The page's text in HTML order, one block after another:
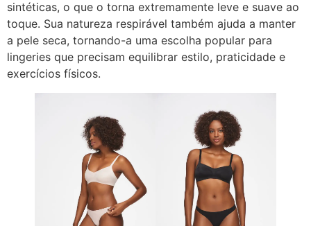
sintéticas, o que o torna extremamente leve e suave ao
toque. Sua natureza respirável também ajuda a manter
a pele seca, tornando-a uma escolha popular para
lingeries que precisam equilibrar estilo, praticidade e
exercícios físicos.